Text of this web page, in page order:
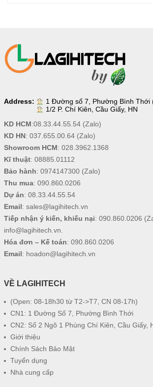
Address:
1 Đường số 7, Phường Bình Thới
1/2 P. Chí Kiên, Cầu Giấy, HN
KD HCM:08.33.44.55.54(Zalo)
KD HN: 037.655.00.64(Zalo)
Showroom HCM: 028.3962.1368
Kĩ thuật: 08885.01112
Bảo hành: 0974147300(Zalo)
Thu mua: 090.860.0206
Dự án: 08.33.44.55.54
Email: sales@lagihitech.vn
Tiếp nhận ý kiến, khiếu nại: 090.860.0206
info@lagihitech.vn.
Hóa đơn – Kế toán: 090.860.0206
Email: hoadon@lagihitech.vn
VỀ LAGIHITECH
(Open: 08-18h30 từ T2->T7, CN 08-17h)
CN1: 1 Đường Số 7, Phường Bình Thới
CN2: Số 2 Ngõ 1 Phùng Chí Kiên, Cầu Giấy,
Giới thiệu
Chính Sách Bảo Mật
Tuyển dụng
Nhà cung cấp